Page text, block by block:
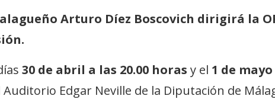
Arturo Díez Boscovich dirigirá la
30 de abril a las 20.00 horas y el 1 de
Auditorio Edgar Neville de la Diputación de